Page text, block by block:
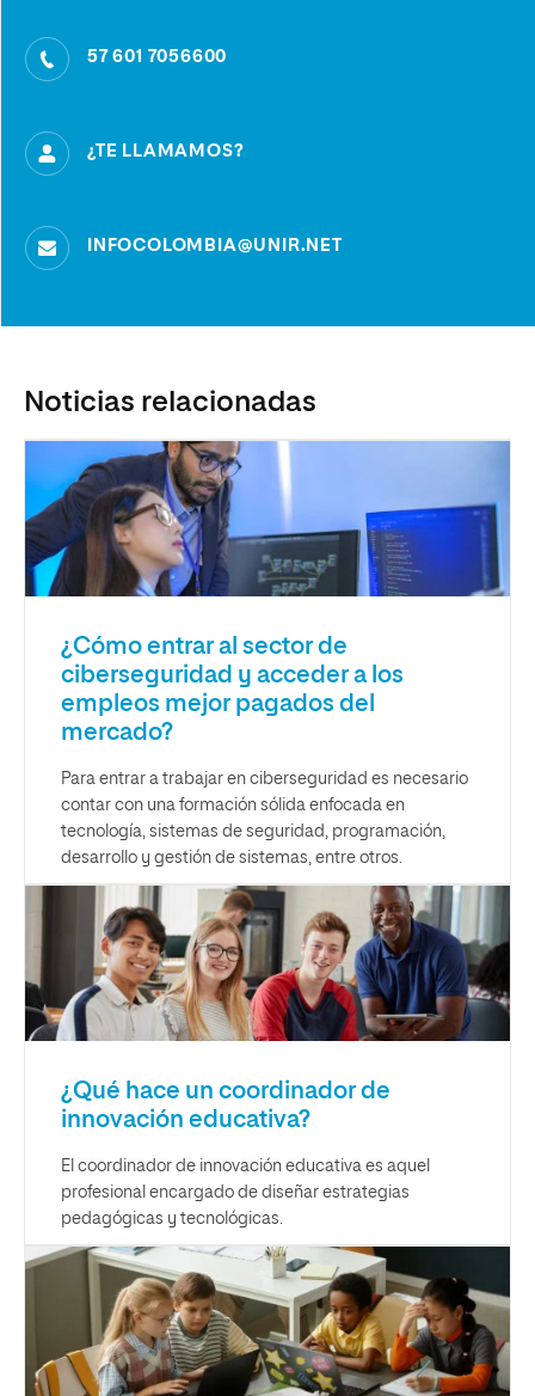
57 601 7056600
¿TE LLAMAMOS?
INFOCOLOMBIA@UNIR.NET
Noticias relacionadas
¿Cómo entrar al sector de
ciberseguridad y acceder a los
empleos mejor pagados del
mercado?
Para entrar a trabajar en ciberseguridad es necesario
contar con una formación sólida enfocada en
tecnología, sistemas de seguridad, programación,
desarrollo y gestión de sistemas, entre otros.
¿Qué hace un coordinador de
innovación educativa?
El coordinador de innovación educativa es aquel
profesional encargado de diseñar estrategias
pedagógicas y tecnológicas.